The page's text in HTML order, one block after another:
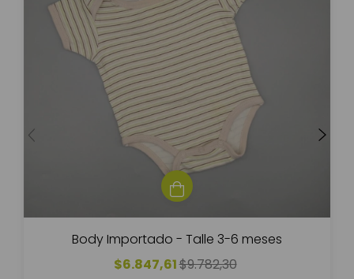
Body Importado - Talle 3-6 meses
$6.847,61$9.782,30